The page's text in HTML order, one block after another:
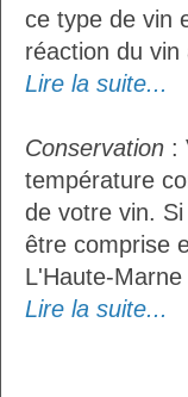
ce type de vin
réaction du
Lire la suite...
Conservation :
température
de votre vin.
être comprise
L'Haute-
Lire la suite...